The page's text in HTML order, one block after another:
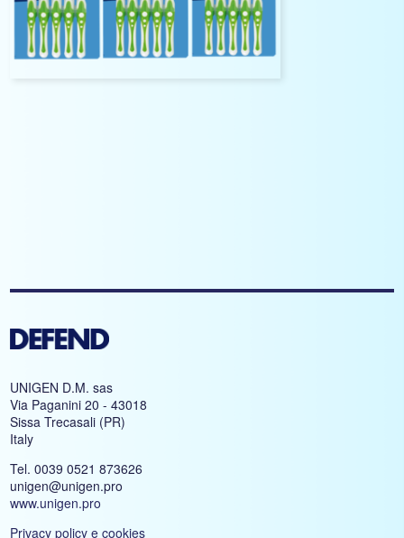
UNIGEN D.M. sas
Via Paganini 20 - 43018
Sissa Trecasali (PR)
Italy
Tel. 0039 0521 873626
unigen@unigen.pro
www.unigen.pro
Privacy policy e cookies